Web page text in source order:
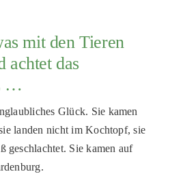
mit den Tieren
achtet das
…
Glück. Sie kamen
landen nicht im Kochtopf, sie
geschlachtet. Sie kamen auf